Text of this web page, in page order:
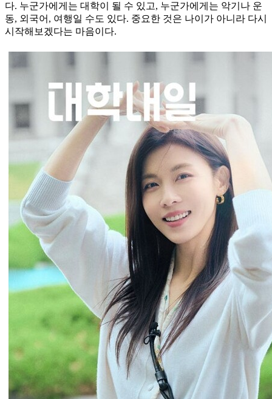
다. 누군가에게는 대학이 될 수 있고, 누군가에게는 악기나 운
동, 외국어, 여행일 수도 있다. 중요한 것은 나이가 아니라 다시
시작해보겠다는 마음이다.